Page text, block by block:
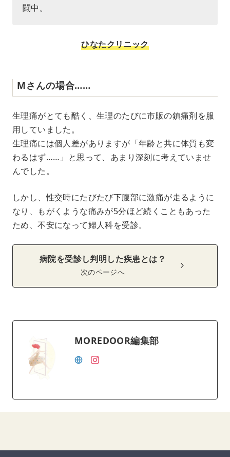
闘中。
ひなたクリニック
Mさんの場合……
生理痛がとても酷く、生理のたびに市販の鎮痛剤を服
用していました。
生理痛には個人差がありますが「年齢と共に体質も変
わるはず……」と思って、あまり深刻に考えていませ
んでした。
しかし、性交時にたびたび下腹部に激痛が走るように
なり、もがくような痛みが5分ほど続くこともあった
ため、不安になって婦人科を受診。
病院を受診し判明した疾患とは？
次のページへ
MOREDOOR編集部